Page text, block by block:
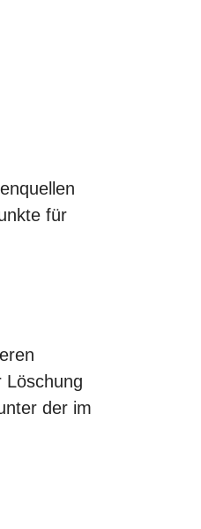
für
Löschung
der im